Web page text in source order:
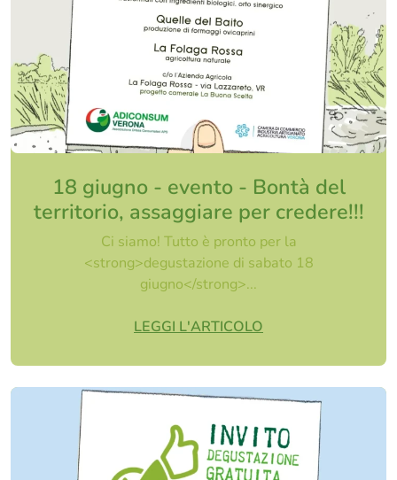
18 giugno - evento - Bontà del
territorio, assaggiare per credere!!!
Ci siamo! Tutto è pronto per la
<strong>degustazione di sabato 18
giugno</strong>...
LEGGI L'ARTICOLO